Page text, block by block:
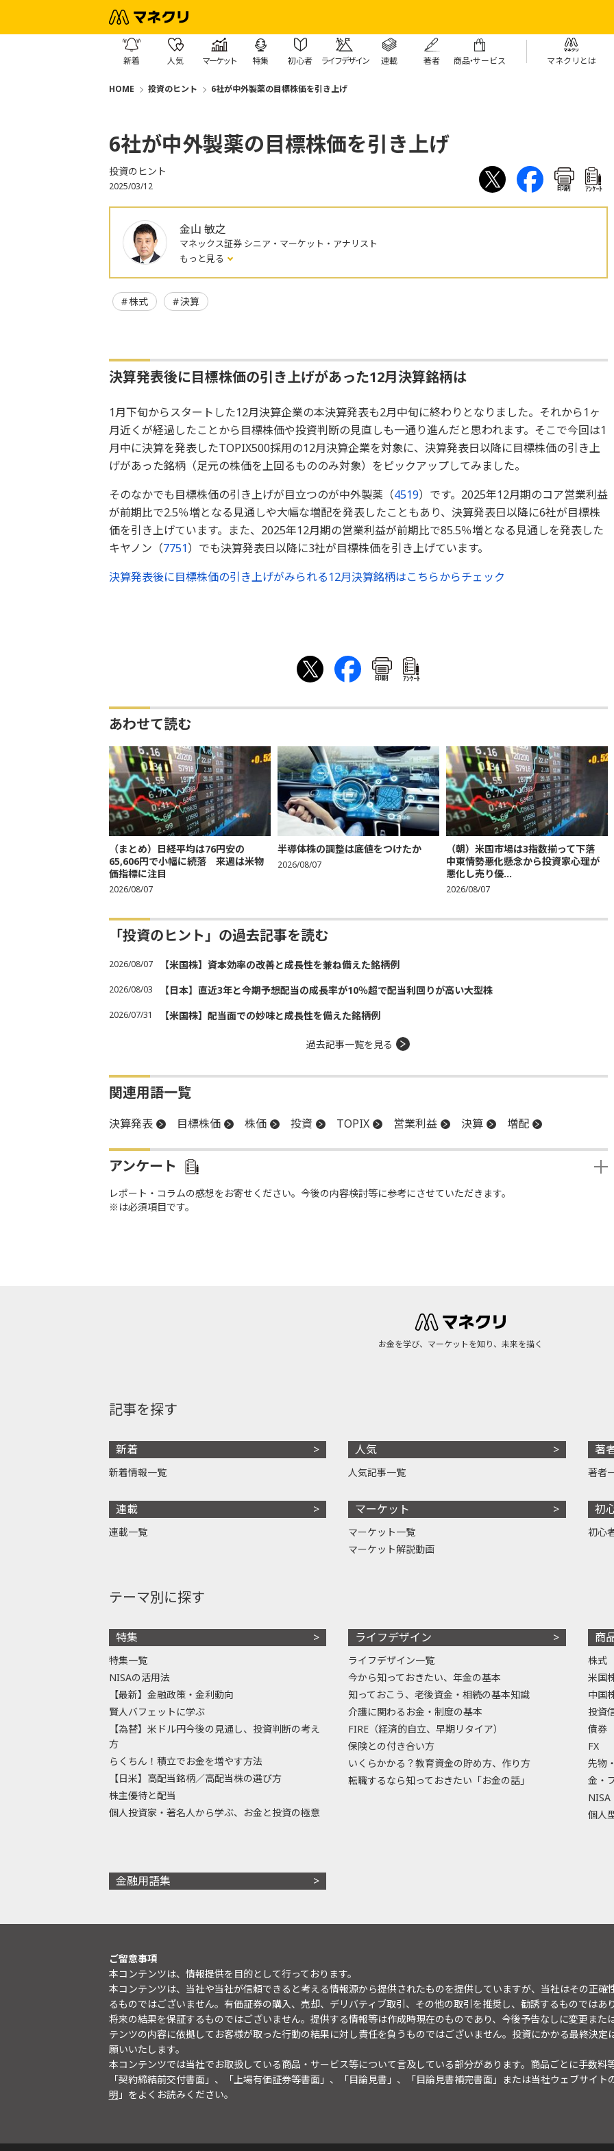
新着 人気 マーケット 特集 初心者 ライフデザイン 連載 著者 商品・サービス マネクリとは
HOME 投資のヒント 6社が中外製薬の目標株価を引き上げ
6社が中外製薬の目標株価を引き上げ
投資のヒント
2025/03/12 印刷 ｱﾝｹｰﾄ
金山 敏之
マネックス証券 シニア・マーケット・アナリスト
もっと見る
株式 決算
決算発表後に目標株価の引き上げがあった12月決算銘柄は
1月下旬からスタートした12月決算企業の本決算発表も2月中旬に終わりとなりました。それから1ヶ
月近くが経過したことから目標株価や投資判断の見直しも一通り進んだと思われます。そこで今回は1
月中に決算を発表したTOPIX500採用の12月決算企業を対象に、決算発表日以降に目標株価の引き上
げがあった銘柄（足元の株価を上回るもののみ対象）をピックアップしてみました。
そのなかでも目標株価の引き上げが目立つのが中外製薬（4519）です。2025年12月期のコア営業利益
が前期比で2.5％増となる見通しや大幅な増配を発表したこともあり、決算発表日以降に6社が目標株
価を引き上げています。また、2025年12月期の営業利益が前期比で85.5％増となる見通しを発表した
キヤノン（7751）でも決算発表日以降に3社が目標株価を引き上げています。
決算発表後に目標株価の引き上げがみられる12月決算銘柄はこちらからチェック
印刷 ｱﾝｹｰﾄ
あわせて読む
（まとめ）日経平均は76円安の
65,606円で小幅に続落 来週は米物
価指標に注目
2026/08/07
半導体株の調整は底値をつけたか
2026/08/07
（朝）米国市場は3指数揃って下落
中東情勢悪化懸念から投資家心理が
悪化し売り優...
2026/08/07
「投資のヒント」の過去記事を読む
2026/08/07 【米国株】資本効率の改善と成長性を兼ね備えた銘柄例
2026/08/03 【日本】直近3年と今期予想配当の成長率が10％超で配当利回りが高い大型株
2026/07/31 【米国株】配当面での妙味と成長性を備えた銘柄例
過去記事一覧を見る
関連用語一覧
決算発表 目標株価 株価 投資 TOPIX 営業利益 決算 増配
アンケート
レポート・コラムの感想をお寄せください。今後の内容検討等に参考にさせていただきます。
※は必須項目です。
お金を学び、マーケットを知り、未来を描く
記事を探す
新着
新着情報一覧
連載
連載一覧
人気
人気記事一覧
マーケット
マーケット一覧
マーケット解説動画
著
著者
初
初心
テーマ別に探す
特集
特集一覧
NISAの活用法
【最新】金融政策・金利動向
賢人バフェットに学ぶ
【為替】米ドル円今後の見通し、投資判断の考え
方
らくちん！積立でお金を増やす方法
【日米】高配当銘柄／高配当株の選び方
株主優待と配当
個人投資家・著名人から学ぶ、お金と投資の極意
ライフデザイン
ライフデザイン一覧
今から知っておきたい、年金の基本
知っておこう、老後資金・相続の基本知識
介護に関わるお金・制度の基本
FIRE（経済的自立、早期リタイア）
保険との付き合い方
いくらかかる？教育資金の貯め方、作り方
転職するなら知っておきたい「お金の話」
商
株式
米国
中国
投資
債券
FX
先物
金・
NISA
個人
金融用語集
ご留意事項
本コンテンツは、情報提供を目的として行っております。
本コンテンツは、当社や当社が信頼できると考える情報源から提供されたものを提供していますが、当社はその正
るものではございません。有価証券の購入、売却、デリバティブ取引、その他の取引を推奨し、勧誘するものではあ
将来の結果を保証するものではございません。提供する情報等は作成時現在のものであり、今後予告なしに変更また
テンツの内容に依拠してお客様が取った行動の結果に対し責任を負うものではございません。投資にかかる最終決
願いいたします。
本コンテンツでは当社でお取扱している商品・サービス等について言及している部分があります。商品ごとに手数料
「契約締結前交付書面」、「上場有価証券等書面」、「目論見書」、「目論見書補完書面」または当社ウェブサイト
明 」をよくお読みください。